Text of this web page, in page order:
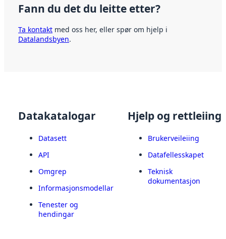
Fann du det du leitte etter?
Ta kontakt med oss her, eller spør om hjelp i
Datalandsbyen.
Datakatalogar
Datasett
API
Omgrep
Informasjonsmodellar
Tenester og
hendingar
Hjelp og rettleiing
Brukerveileiing
Datafellesskapet
Teknisk
dokumentasjon